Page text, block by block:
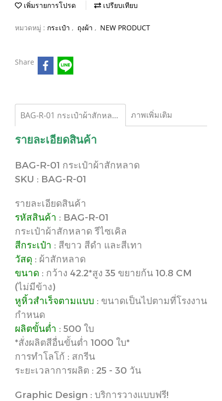
เพิ่มรายการโปรด เปรียบเทียบ
หมวดหมู่ : กระเป๋า , ถุงผ้า , NEW PRODUCT
Share
BAG-R-01 กระเป๋าผ้าสักหลาด ภาพเพิ่มเติม
รายละเอียดสินค้า
BAG-R-01 กระเป๋าผ้าสักหลาด
SKU : BAG-R-01
รายละเอียดสินค้า
รหัสสินค้า : BAG-R-01
กระเป๋าผ้าสักหลาด รีไซเคิล
สีกระเป๋า : สีขาว สีดำ และสีเทา
วัสดุ : ผ้าสักหลาด
ขนาด : กว้าง 42.2*สูง 35 ขยายก้น 10.8 CM
(ไม่มีข้าง)
หูหิ้วสำเร็จตามแบบ : ขนาดเป็นไปตามที่โรงงาน
กำหนด
ผลิตขั้นต่ำ : 500 ใบ
*สั่งผลิตสีอื่นขั้นต่ำ 1000 ใบ*
การทำโลโก้ : สกรีน
ระยะเวลาการผลิต : 25 - 30 วัน
Graphic Design : บริการวางแบบฟรี!